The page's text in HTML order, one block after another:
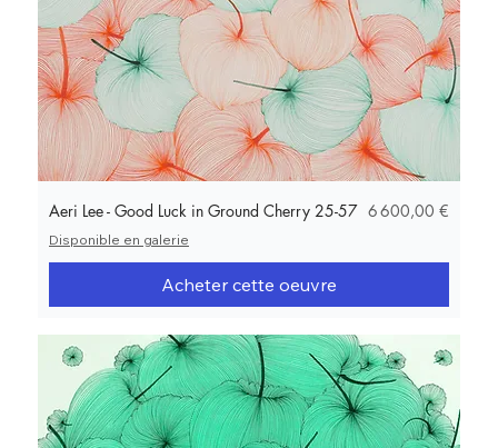
Aeri Lee - Good Luck in Ground Cherry 25-57 Prix
6 600,00 €
Disponible en galerie
Acheter cette oeuvre